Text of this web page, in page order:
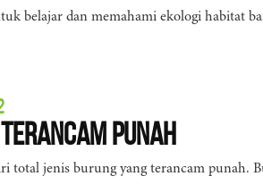
belajar dan memahami ekologi habitat
Punah
total jenis burung yang terancam punah.